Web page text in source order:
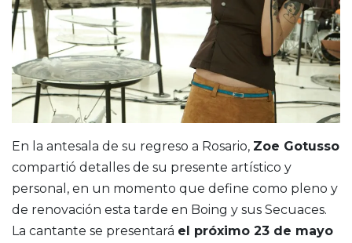
En la antesala de su regreso a Rosario, Zoe Gotusso
compartió detalles de su presente artístico y
personal, en un momento que define como pleno y
de renovación esta tarde en Boing y sus Secuaces.
La cantante se presentará el próximo 23 de mayo